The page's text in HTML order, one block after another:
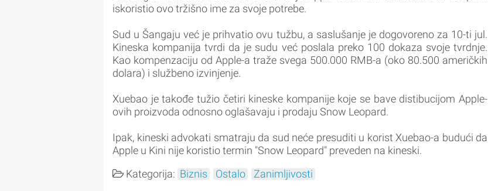
iskoristio ovo tržišno ime za svoje potrebe.
Sud u Šangaju već je prihvatio ovu tužbu, a saslušanje je dogovoreno za 10-ti jul.
Kineska kompanija tvrdi da je sudu već poslala preko 100 dokaza svoje tvrdnje.
Kao kompenzaciju od Apple-a traže svega 500.000 RMB-a (oko 80.500 američkih
dolara) i službeno izvinjenje.
Xuebao je takođe tužio četiri kineske kompanije koje se bave distibucijom Apple-
ovih proizvoda odnosno oglašavaju i prodaju Snow Leopard.
Ipak, kineski advokati smatraju da sud neće presuditi u korist Xuebao-a budući da
Apple u Kini nije koristio termin "Snow Leopard" preveden na kineski.
Kategorija: Biznis Ostalo Zanimljivosti